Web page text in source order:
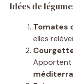
Idées de
Tomates
elles
Apportent